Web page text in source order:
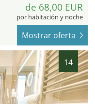
de 68,00 EUR
por habitación y noche
Mostrar oferta
14